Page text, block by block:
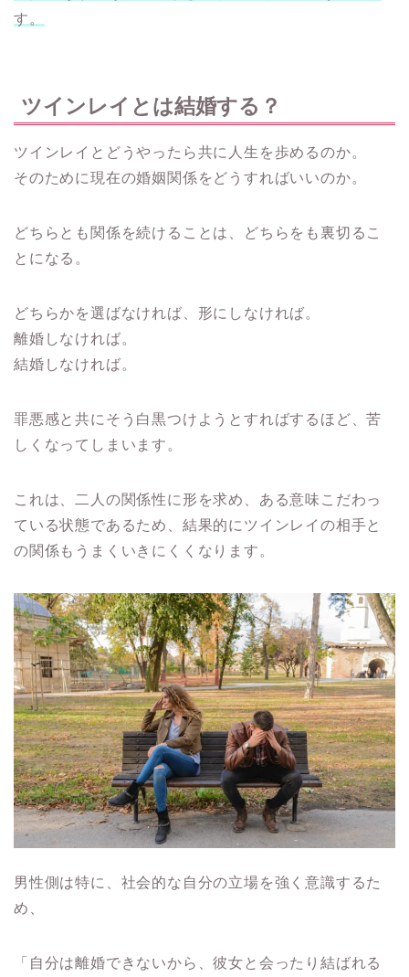
す。
ツインレイとは結婚する？
ツインレイとどうやったら共に人生を歩めるのか。
そのために現在の婚姻関係をどうすればいいのか。
どちらとも関係を続けることは、どちらをも裏切るこ
とになる。
どちらかを選ばなければ、形にしなければ。
離婚しなければ。
結婚しなければ。
罪悪感と共にそう白黒つけようとすればするほど、苦
しくなってしまいます。
これは、二人の関係性に形を求め、ある意味こだわっ
ている状態であるため、結果的にツインレイの相手と
の関係もうまくいきにくくなります。
男性側は特に、社会的な自分の立場を強く意識するた
め、
「自分は離婚できないから、彼女と会ったり結ばれる